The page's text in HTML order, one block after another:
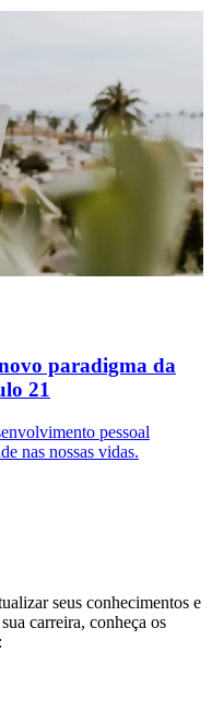
paradigma da
21
pessoal
nas nossas vidas.
seus conhecimentos e
carreira, conheça os